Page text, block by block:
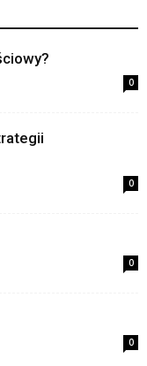
0
0
0
0